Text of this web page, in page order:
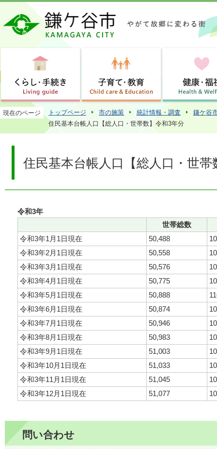
この
現在のページ トップページ 市の施策 統計情報・調査
鎌ケ谷
住民基本台帳人口【総人口・世帯数】令和3年分
住民基本台帳人口【総人口・世帯
令和3年
世帯総数
令和3年1月1日現在
50,488
令和3年2月1日現在
50,558
令和3年3月1日現在
50,576
令和3年4月1日現在
50,775
令和3年5月1日現在
50,888
令和3年6月1日現在
50,874
令和3年7月1日現在
50,946
令和3年8月1日現在
50,983
令和3年9月1日現在
51,003
令和3年10月1日現在
51,033
令和3年11月1日現在
51,045
令和3年12月1日現在
51,077
問い合わせ